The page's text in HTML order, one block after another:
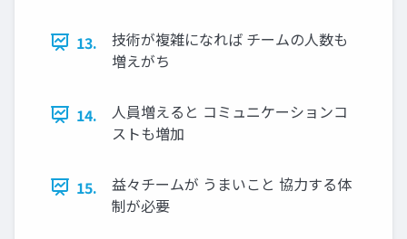
13.
技術が複雑になれば チームの人数も
増えがち
14.
人員増えると コミュニケーションコ
ストも増加
15.
益々チームが うまいこと 協力する体
制が必要